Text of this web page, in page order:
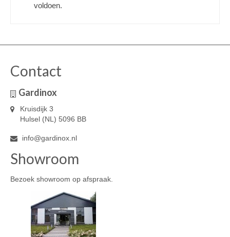
voldoen.
Contact
Gardinox
Kruisdijk 3
Hulsel (NL) 5096 BB
info@gardinox.nl
Showroom
Bezoek showroom op afspraak.